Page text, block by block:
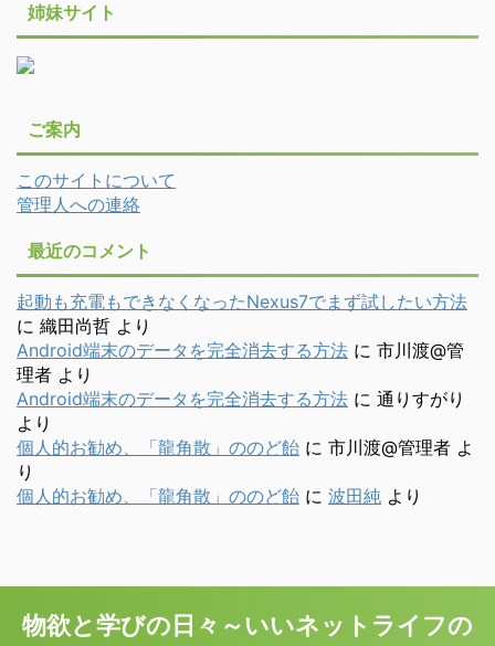
姉妹サイト
ご案内
このサイトについて
管理人への連絡
最近のコメント
起動も充電もできなくなったNexus7でまず試したい方法
に 織田尚哲 より
Android端末のデータを完全消去する方法 に 市川渡@管
理者 より
Android端末のデータを完全消去する方法 に 通りすがり
より
個人的お勧め、「龍角散」ののど飴 に 市川渡@管理者 よ
り
個人的お勧め、「龍角散」ののど飴 に 波田純 より
物欲と学びの日々～いいネットライフの